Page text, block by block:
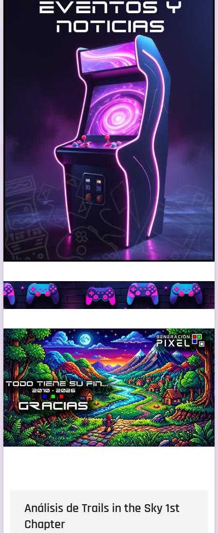
Análisis de Trails in the Sky 1st
Chapter